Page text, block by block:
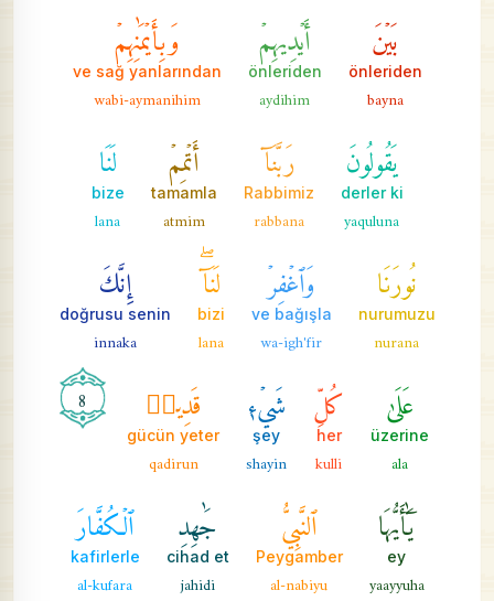
بَيۡنَ
önleriden
bayna
أَيۡدِيهِمۡ
önleriden
aydihim
وَبِأَيۡمَٰنِهِمۡ
ve sağ yanlarından
wabi-aymanihim
يَقُولُونَ
derler ki
yaquluna
رَبَّنَآ
Rabbimiz
rabbana
أَتۡمِمۡ
tamamla
atmim
لَنَا
bize
lana
نُورَنَا
nurumuzu
nurana
وَٱغۡفِرۡ
ve bağışla
wa-igh'fir
لَنَآۖ
bizi
lana
إِنَّكَ
doğrusu senin
innaka
عَلَىٰ
üzerine
ala
كُلِّ
her
kulli
شَيۡءٖ
şey
shayin
قَدِيرٞ
gücün yeter
qadirun
8
يَٰٓأَيُّهَا
ey
yaayyuha
ٱلنَّبِيُّ
Peygamber
al-nabiyu
جَٰهِدِ
cihad et
jahidi
ٱلۡكُفَّارَ
kafirlerle
al-kufara